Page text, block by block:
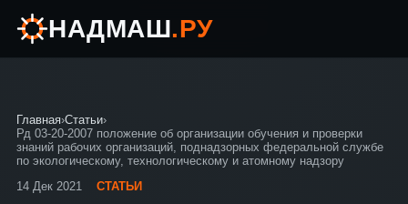
НАДМАШ.РУ
Главная›Статьи›
Рд 03-20-2007 положение об организации обучения и проверки
знаний рабочих организаций, поднадзорных федеральной службе
по экологическому, технологическому и атомному надзору
14 Дек 2021
СТАТЬИ